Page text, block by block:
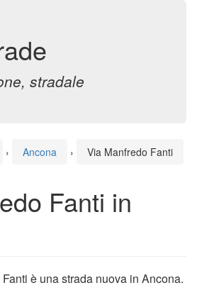
stradale
› Ancona › Via Manfredo Fanti
Fanti in
è una strada nuova in Ancona.